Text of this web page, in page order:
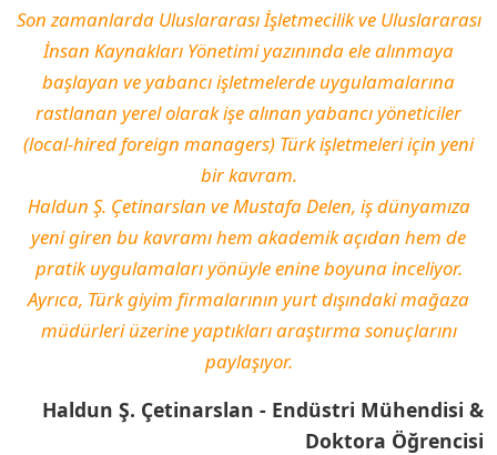
Son zamanlarda Uluslararası İşletmecilik ve Uluslararası
İnsan Kaynakları Yönetimi yazınında ele alınmaya
başlayan ve yabancı işletmelerde uygulamalarına
rastlanan yerel olarak işe alınan yabancı yöneticiler
(local-hired foreign managers) Türk işletmeleri için yeni
bir kavram.
Haldun Ş. Çetinarslan ve Mustafa Delen, iş dünyamıza
yeni giren bu kavramı hem akademik açıdan hem de
pratik uygulamaları yönüyle enine boyuna inceliyor.
Ayrıca, Türk giyim firmalarının yurt dışındaki mağaza
müdürleri üzerine yaptıkları araştırma sonuçlarını
paylaşıyor.
Haldun Ş. Çetinarslan - Endüstri Mühendisi &
Doktora Öğrencisi